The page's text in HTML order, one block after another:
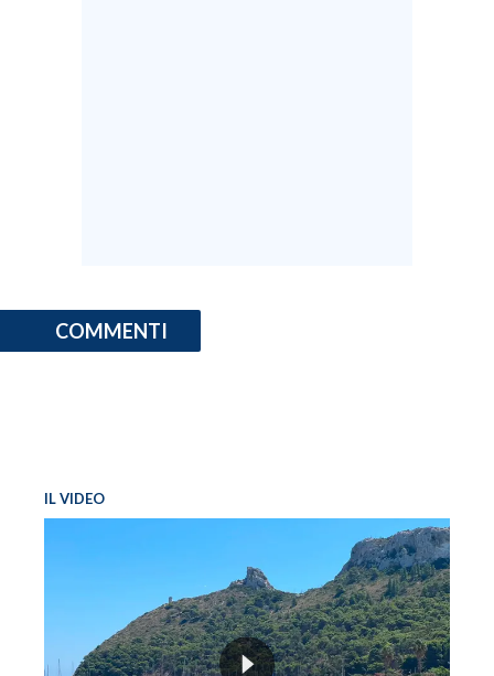
COMMENTI
IL VIDEO